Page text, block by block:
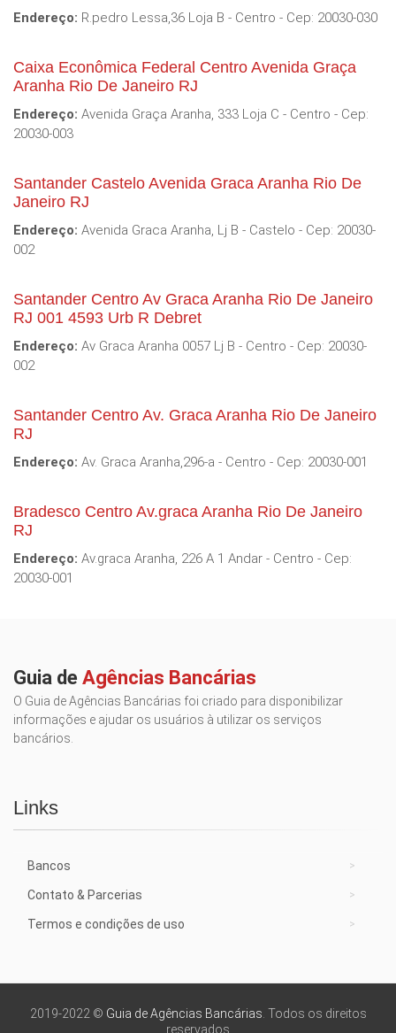
Endereço: R.pedro Lessa,36 Loja B - Centro - Cep: 20030-030
Caixa Econômica Federal Centro Avenida Graça
Aranha Rio De Janeiro RJ
Endereço: Avenida Graça Aranha, 333 Loja C - Centro - Cep:
20030-003
Santander Castelo Avenida Graca Aranha Rio De
Janeiro RJ
Endereço: Avenida Graca Aranha, Lj B - Castelo - Cep: 20030-
002
Santander Centro Av Graca Aranha Rio De Janeiro
RJ 001 4593 Urb R Debret
Endereço: Av Graca Aranha 0057 Lj B - Centro - Cep: 20030-
002
Santander Centro Av. Graca Aranha Rio De Janeiro
RJ
Endereço: Av. Graca Aranha,296-a - Centro - Cep: 20030-001
Bradesco Centro Av.graca Aranha Rio De Janeiro
RJ
Endereço: Av.graca Aranha, 226 A 1 Andar - Centro - Cep:
20030-001
Guia de Agências Bancárias
O Guia de Agências Bancárias foi criado para disponibilizar
informações e ajudar os usuários à utilizar os serviços
bancários.
Links
Bancos
Contato & Parcerias
Termos e condições de uso
2019-2022 © Guia de Agências Bancárias . Todos os direitos
reservados